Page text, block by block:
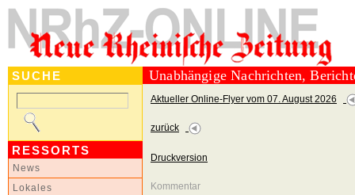
SUCHE
RESSORTS
News
Lokales
Unabhängige Nachrichten,
Aktueller Online-Flyer vom 07. August 2026
zurück
Druckversion
Kommentar